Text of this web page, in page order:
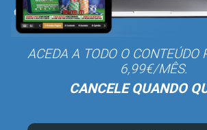
ACEDA A TODO O CONTEÚDO
6,99€/MÊS.
CANCELE QUANDO